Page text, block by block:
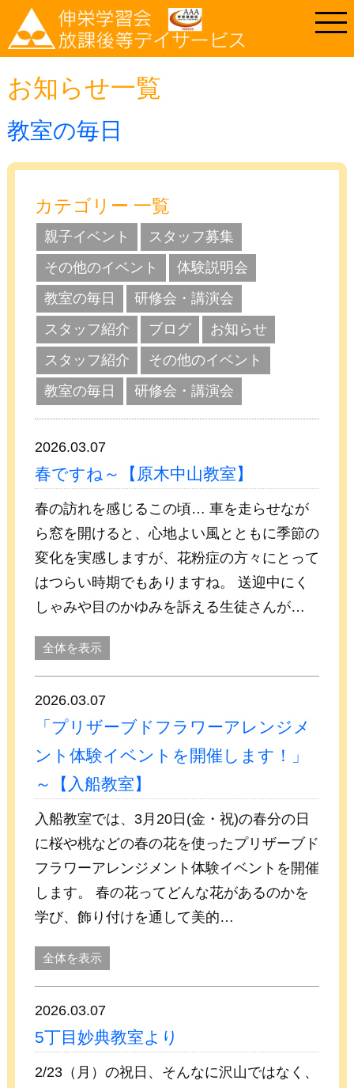
お知らせ一覧
教室の毎日
カテゴリー 一覧
親子イベント
スタッフ募集
その他のイベント
体験説明会
教室の毎日
研修会・講演会
スタッフ紹介
ブログ
お知らせ
スタッフ紹介
その他のイベント
教室の毎日
研修会・講演会
2026.03.07
春ですね～【原木中山教室】
春の訪れを感じるこの頃… 車を走らせなが
ら窓を開けると、心地よい風とともに季節の
変化を実感しますが、花粉症の方々にとって
はつらい時期でもありますね。 送迎中にく
しゃみや目のかゆみを訴える生徒さんが…
全体を表示
2026.03.07
「プリザーブドフラワーアレンジメ
ント体験イベントを開催します！」
～【入船教室】
入船教室では、3月20日(金・祝)の春分の日
に桜や桃などの春の花を使ったプリザーブド
フラワーアレンジメント体験イベントを開催
します。 春の花ってどんな花があるのかを
学び、飾り付けを通して美的…
全体を表示
2026.03.07
5丁目妙典教室より
2/23（月）の祝日、そんなに沢山ではなく、